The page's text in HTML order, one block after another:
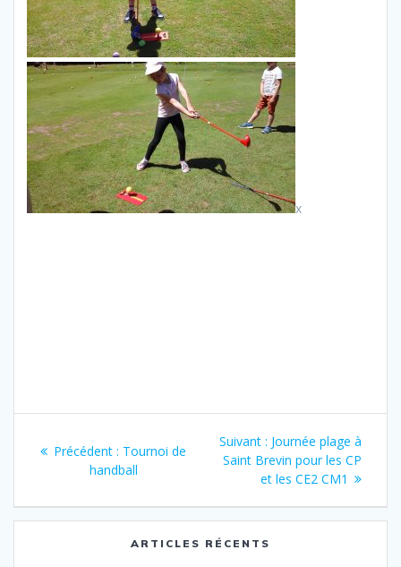
x
l’article
Précédent : Article
précédent
Tournoi de
handball
Suivant : Article
suivant
:
Journée plage à
Saint Brevin pour les CP
et les CE2 CM1
ARTICLES RÉCENTS